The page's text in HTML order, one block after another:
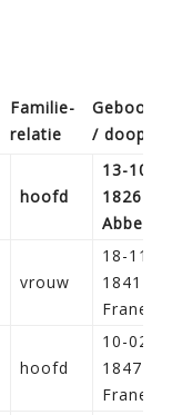
Familie­
relatie
Geboorte
/ doop
hoofd
13-10-
1826
Abbega
vrouw
18-11-
1841
Franeker
hoofd
10-02-
1847
Franeker